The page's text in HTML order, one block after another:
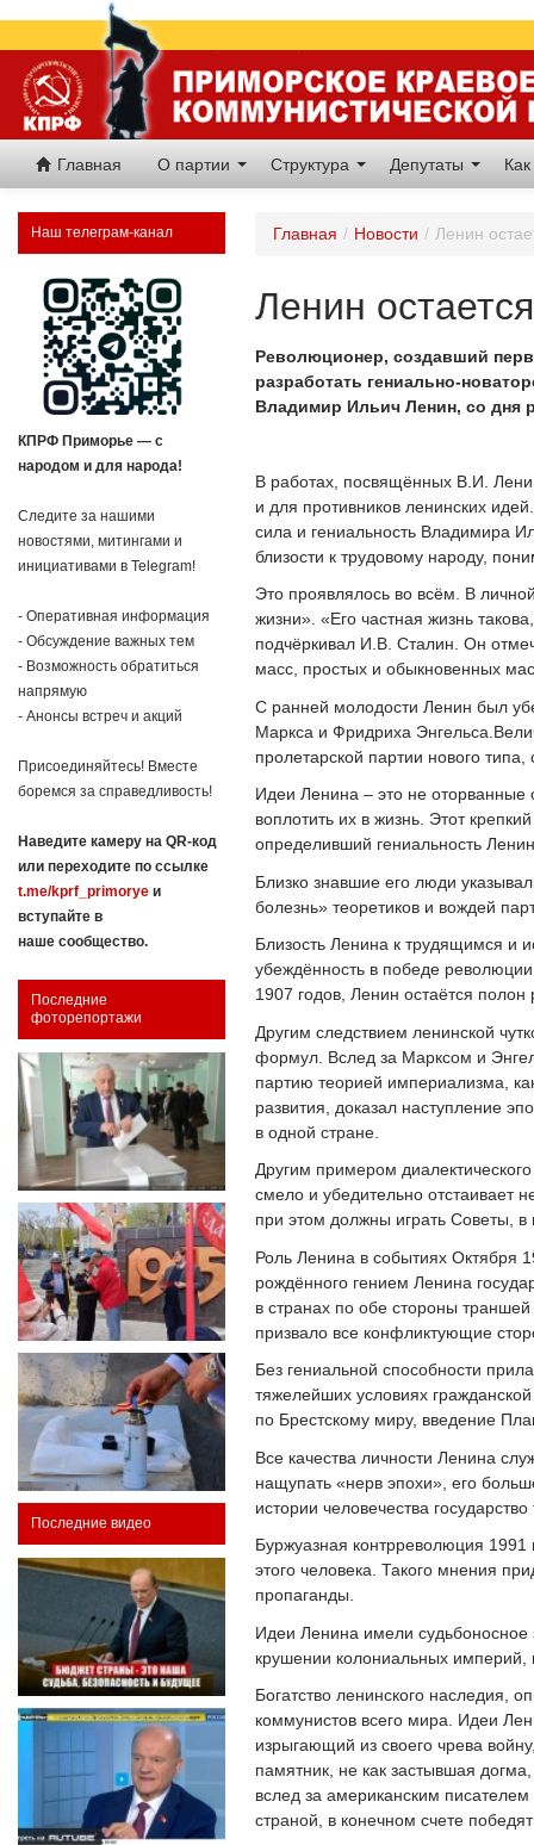
Главная О партии Структура Депутаты
Наш телеграм-канал
КПРФ Приморье — с
народом и для народа!
Следите за нашими
новостями, митингами и
инициативами в Telegram!
- Оперативная информация
- Обсуждение важных тем
- Возможность обратиться
напрямую
- Анонсы встреч и акций
Присоединяйтесь! Вместе
боремся за справедливость!
Наведите камеру на QR-код
или переходите по ссылке
t.me/kprf_primorye и
вступайте в
наше сообщество.
Последние
фоторепортажи
Последние видео
Главная / Новости / Ленин
Ленин
Революционер, создавший
разработать гениально-
Владимир Ильич Ленин, со дня
В работах, посвящённых В.И.
и для противников ленинских
сила и гениальность Владимира
близости к трудовому народу,
Это проявлялось во всём. В
жизни». «Его частная жизнь
подчёркивал И.В. Сталин. Он
масс, простых и обыкновенных
С ранней молодости Ленин был
Маркса и Фридриха
пролетарской партии нового
Идеи Ленина – это не оторванные
воплотить их в жизнь. Этот
определивший гениальность
Близко знавшие его люди
болезнь» теоретиков и вождей
Близость Ленина к трудящимся и
убеждённость в победе
1907 годов, Ленин остаётся
Другим следствием ленинской
формул. Вслед за Марксом и
партию теорией империализма,
развития, доказал наступление
в одной стране.
Другим примером
смело и убедительно отстаивает
при этом должны играть Советы, в
Роль Ленина в событиях Октября
рождённого гением Ленина
в странах по обе стороны
призвало все конфликтующие
Без гениальной способности
тяжелейших условиях
по Брестскому миру, введение
Все качества личности Ленина
нащупать «нерв эпохи», его
истории человечества
Буржуазная контрреволюция
этого человека. Такого мнения
пропаганды.
Идеи Ленина имели
крушении колониальных империй,
Богатство ленинского наследия,
коммунистов всего мира. Идеи
изрыгающий из своего чрева
памятник, не как застывшая
вслед за американским
страной, в конечном счете